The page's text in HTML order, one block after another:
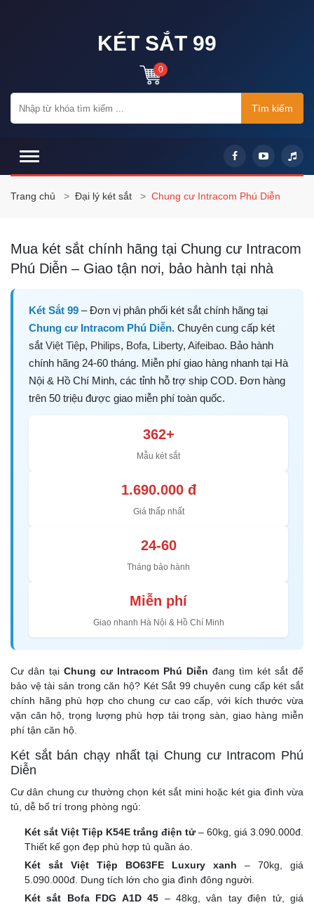
KÉT SẮT 99
0
Tìm kiếm
Trang chủ Đại lý két sắt Chung cư Intracom Phú Diễn
Mua két sắt chính hãng tại Chung cư Intracom
Phú Diễn – Giao tận nơi, bảo hành tại nhà
Két Sắt 99 – Đơn vị phân phối két sắt chính hãng tại
Chung cư Intracom Phú Diễn. Chuyên cung cấp két
sắt Việt Tiệp, Philips, Bofa, Liberty, Aifeibao. Bảo hành
chính hãng 24-60 tháng. Miễn phí giao hàng nhanh tại Hà
Nội & Hồ Chí Minh, các tỉnh hỗ trợ ship COD. Đơn hàng
trên 50 triệu được giao miễn phí toàn quốc.
362+
Mẫu két sắt
1.690.000 đ
Giá thấp nhất
24-60
Tháng bảo hành
Miễn phí
Giao nhanh Hà Nội & Hồ Chí Minh
Cư dân tại Chung cư Intracom Phú Diễn đang tìm két sắt để
bảo vệ tài sản trong căn hộ? Két Sắt 99 chuyên cung cấp két sắt
chính hãng phù hợp cho chung cư cao cấp, với kích thước vừa
vặn căn hộ, trọng lượng phù hợp tải trọng sàn, giao hàng miễn
phí tận căn hộ.
Két sắt bán chạy nhất tại Chung cư Intracom Phú
Diễn
Cư dân chung cư thường chọn két sắt mini hoặc két gia đình vừa
tủ, dễ bố trí trong phòng ngủ:
Két sắt Việt Tiệp K54E trắng điện tử– 60kg, giá 3.090.000đ.
Thiết kế gọn đẹp phù hợp tủ quần áo.
Két sắt Việt Tiệp BO63FE Luxury xanh – 70kg, giá
5.090.000đ. Dung tích lớn cho gia đình đông người.
Két sắt Bofa FDG A1D 45 – 48kg, vân tay điện tử, giá